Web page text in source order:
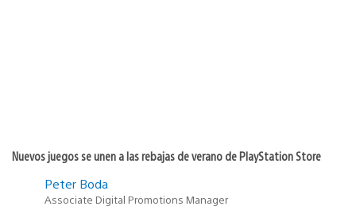
Nuevos juegos se unen a las rebajas de verano de PlayStation Store
Peter Boda
Associate Digital Promotions Manager